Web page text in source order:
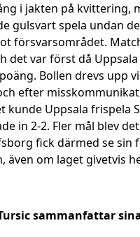
i jakten på kvittering,
gulsvart spela undan
försvarsområdet.
det var först då
Bollen drevs upp
efter
kunde Uppsala frispela
in 2-2. Fler mål blev
fick därmed se sin
även om laget givetvis
sammanfattar